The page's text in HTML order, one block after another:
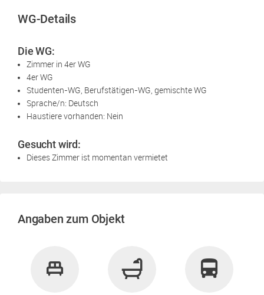
WG-Details
Die WG:
Zimmer in 4er WG
4er WG
Studenten-WG, Berufstätigen-WG, gemischte WG
Sprache/n: Deutsch
Haustiere vorhanden: Nein
Gesucht wird:
Dieses Zimmer ist momentan vermietet
Angaben zum Objekt